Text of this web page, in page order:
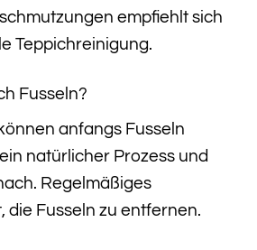
empfiehlt sich
Teppichreinigung.
Fusseln?
anfangs Fusseln
natürlicher Prozess und
Regelmäßiges
die Fusseln zu entfernen.